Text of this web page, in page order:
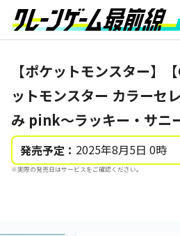
【ポケットモンスター】
ットモンスター カラーセ
み pink～ラッキー・サニ
発売予定： 2025年8月5日 0時
※実際の発売日はサービスをご確認ください。